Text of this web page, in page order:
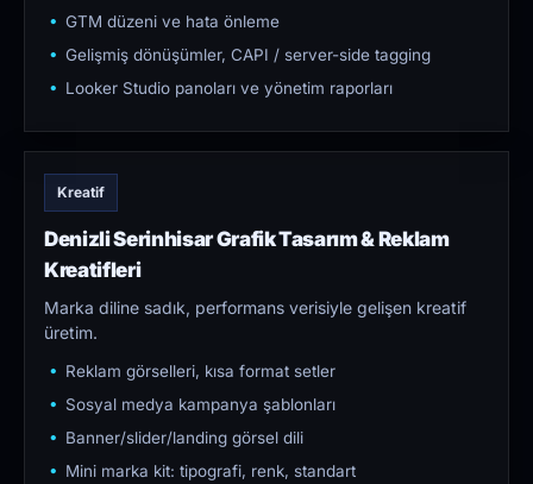
GTM düzeni ve hata önleme
Gelişmiş dönüşümler, CAPI / server-side tagging
Looker Studio panoları ve yönetim raporları
Kreatif
Denizli Serinhisar Grafik Tasarım & Reklam
Kreatifleri
Marka diline sadık, performans verisiyle gelişen kreatif
üretim.
Reklam görselleri, kısa format setler
Sosyal medya kampanya şablonları
Banner/slider/landing görsel dili
Mini marka kit: tipografi, renk, standart